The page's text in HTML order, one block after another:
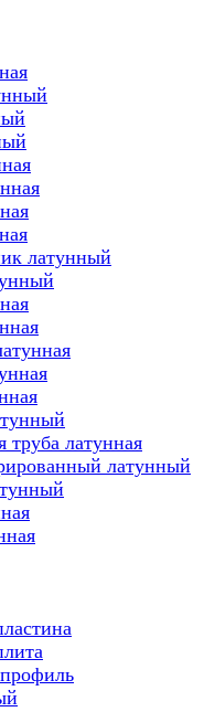
латунный
труба латунная
латунный